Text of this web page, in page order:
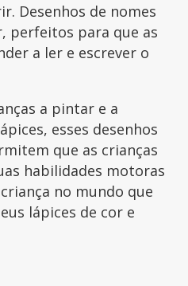
Desenhos de nomes
perfeitos para que as
a ler e escrever o
a pintar e a
esses desenhos
que as crianças
habilidades motoras
no mundo que
lápices de cor e